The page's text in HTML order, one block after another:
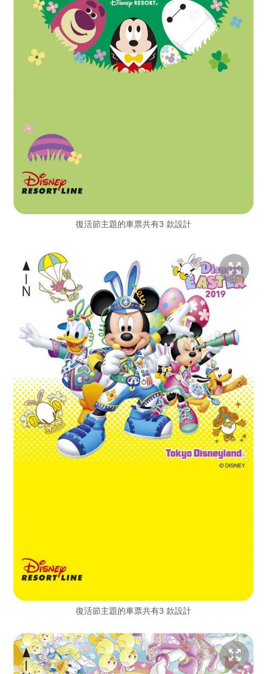
復活節主題的車票共有3 款設計
復活節主題的車票共有3 款設計